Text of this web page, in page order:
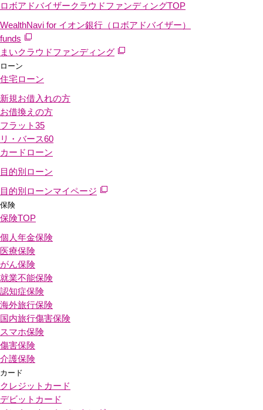
ロボアドバイザークラウドファンディングTOP
WealthNavi for イオン銀行（ロボアドバイザー）
funds
まいクラウドファンディング
ローン
住宅ローン
新規お借入れの方
お借換えの方
フラット35
リ・バース60
カードローン
目的別ローン
目的別ローンマイページ
保険
保険TOP
個人年金保険
医療保険
がん保険
就業不能保険
認知症保険
海外旅行保険
国内旅行傷害保険
スマホ保険
傷害保険
介護保険
カード
クレジットカード
デビットカード